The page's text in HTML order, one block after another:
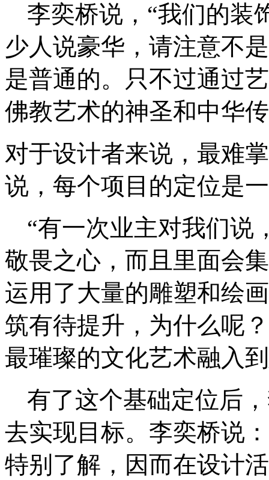
李奕桥说，“我们的装
少人说豪华，请注意不
是普通的。只不过通过
佛教艺术的神圣和中华
对于设计者来说，最难
说，每个项目的定位是
“有一次业主对我们说
敬畏之心，而且里面会
运用了大量的雕塑和绘
筑有待提升，为什么呢
最璀璨的文化艺术融入
有了这个基础定位后
去实现目标。李奕桥说
特别了解，因而在设计